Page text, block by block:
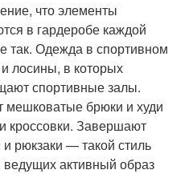
что элементы
в гардеробе каждой
Одежда в спортивном
лосины, в которых
спортивные залы.
мешковатые брюки и худи
кроссовки. Завершают
рюкзаки — такой стиль
активный образ